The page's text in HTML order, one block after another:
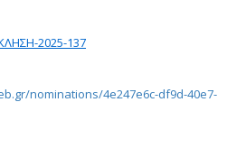
2025-137
nominations/4e247e6c-df9d-40e7-